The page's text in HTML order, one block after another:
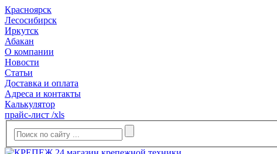
Красноярск
Лесосибирск
Иркутск
Абакан
О компании
Новости
Статьи
Доставка и оплата
Адреса и контакты
Калькулятор
прайс-лист /xls